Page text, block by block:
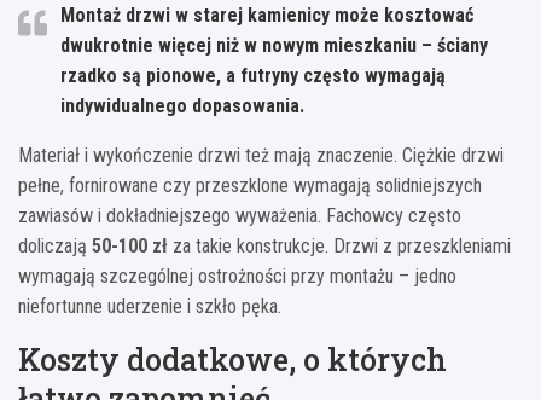
Montaż drzwi w starej kamienicy może kosztować
dwukrotnie więcej niż w nowym mieszkaniu – ściany
rzadko są pionowe, a futryny często wymagają
indywidualnego dopasowania.
Materiał i wykończenie drzwi też mają znaczenie. Ciężkie drzwi
pełne, fornirowane czy przeszklone wymagają solidniejszych
zawiasów i dokładniejszego wyważenia. Fachowcy często
doliczają 50-100 zł za takie konstrukcje. Drzwi z przeszkleniami
wymagają szczególnej ostrożności przy montażu – jedno
niefortunne uderzenie i szkło pęka.
Koszty dodatkowe, o których